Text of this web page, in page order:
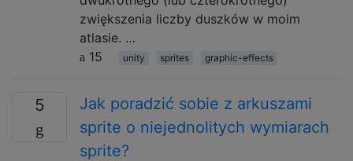
zwiększenia liczby duszków w moim
atlasie. …
15
unity sprites graphic-effects
5
Jak poradzić sobie z arkuszami
sprite o niejednolitych wymiarach
sprite?